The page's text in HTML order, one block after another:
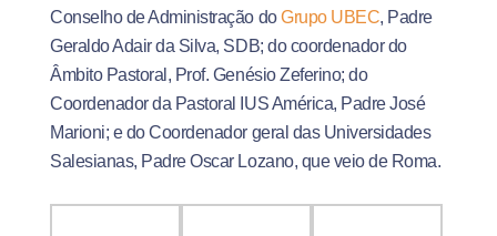
Conselho de Administração doGrupo UBEC, Padre
Geraldo Adair da Silva, SDB; do coordenador do
Âmbito Pastoral, Prof. Genésio Zeferino; do
Coordenador da Pastoral IUS América, Padre José
Marioni; e do Coordenador geral das Universidades
Salesianas, Padre Oscar Lozano, que veio de Roma.